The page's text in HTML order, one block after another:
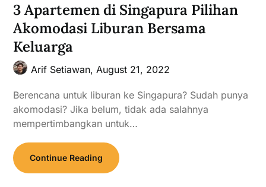
3 Apartemen di Singapura Pilihan
Akomodasi Liburan Bersama
Keluarga
Arif Setiawan,August 21, 2022
Berencana untuk liburan ke Singapura? Sudah punya
akomodasi? Jika belum, tidak ada salahnya
mempertimbangkan untuk…
Continue Reading